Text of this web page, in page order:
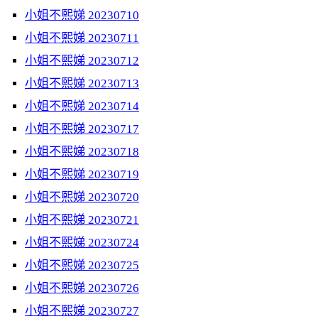
小姐不熙娣 20230710
小姐不熙娣 20230711
小姐不熙娣 20230712
小姐不熙娣 20230713
小姐不熙娣 20230714
小姐不熙娣 20230717
小姐不熙娣 20230718
小姐不熙娣 20230719
小姐不熙娣 20230720
小姐不熙娣 20230721
小姐不熙娣 20230724
小姐不熙娣 20230725
小姐不熙娣 20230726
小姐不熙娣 20230727